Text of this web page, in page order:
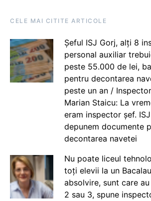
CELE MAI CITITE ARTICOLE
Șeful ISJ Gorj, alți 8
personal auxiliar
peste 55.000 de lei,
pentru decontarea
peste un an /
Marian Staicu: La
eram inspector șef.
depunem documente
decontarea navetei
Nu poate liceul
toți elevii la un
absolvire, sunt care
2 sau 3, spune